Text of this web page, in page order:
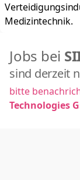
Medizintechnik.
Jobs bei
sind derzeit
bitte
Technologies